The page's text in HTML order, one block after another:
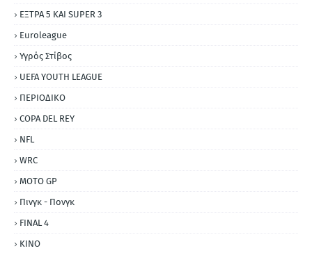
ΕΞΤΡΑ 5 ΚΑΙ SUPER 3
Εuroleague
Υγρός Στίβος
UEFA YOUTH LEAGUE
ΠΕΡΙΟΔΙΚΟ
COPA DEL REY
NFL
WRC
MOTO GP
Πινγκ - Πονγκ
FINAL 4
ΚΙΝΟ